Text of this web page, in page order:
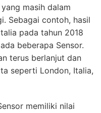
masih dalam
Sebagai contoh, hasil
pada tahun 2018
beberapa Sensor.
terus berlanjut dan
seperti London, Italia,
memiliki nilai